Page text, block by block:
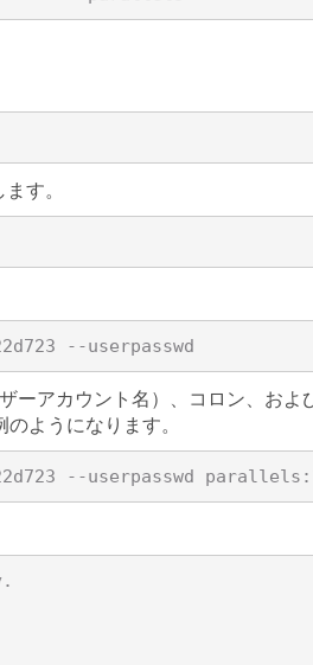
す。
ーアカウント名）、コロン、お
ようになります。